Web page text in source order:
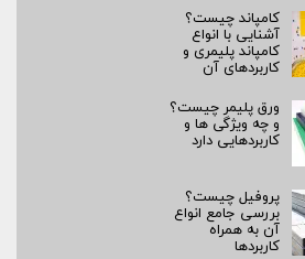
کامپاند چیست؟
آشنایی با انواع
کامپاند پلیمری و
کاربردهای آن
ورق پلیمر چیست؟
و چه ویژگی ها و
کاربردهایی دارد
پروفیل چیست؟
بررسی جامع انواع
آن به همراه
کاربردها